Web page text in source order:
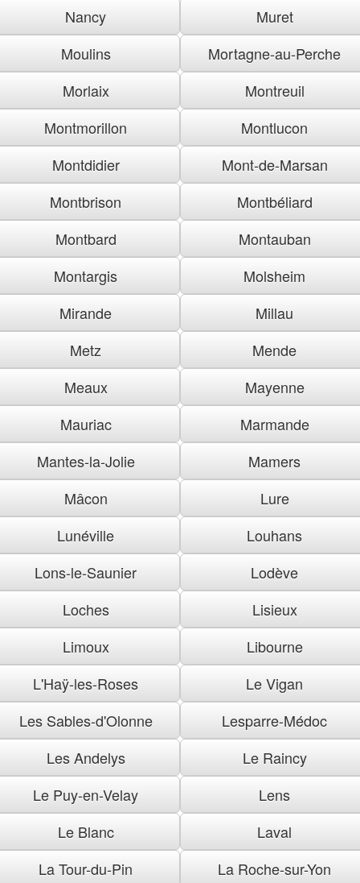
Nancy
Muret
Moulins
Mortagne-au-Perche
Morlaix
Montreuil
Montmorillon
Montlucon
Montdidier
Mont-de-Marsan
Montbrison
Montbéliard
Montbard
Montauban
Montargis
Molsheim
Mirande
Millau
Metz
Mende
Meaux
Mayenne
Mauriac
Marmande
Mantes-la-Jolie
Mamers
Mâcon
Lure
Lunéville
Louhans
Lons-le-Saunier
Lodève
Loches
Lisieux
Limoux
Libourne
L'Haÿ-les-Roses
Le Vigan
Les Sables-d'Olonne
Lesparre-Médoc
Les Andelys
Le Raincy
Le Puy-en-Velay
Lens
Le Blanc
Laval
La Tour-du-Pin
La Roche-sur-Yon